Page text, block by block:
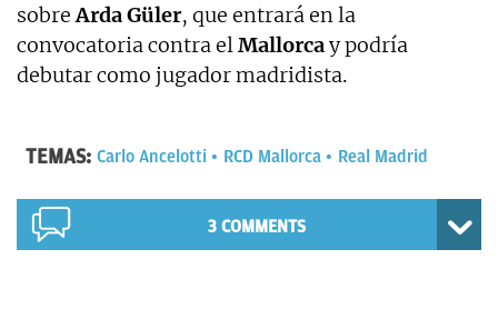
sobreArda Güler, que entrará en la
convocatoria contra elMallorcay podría
debutar como jugador madridista.
TEMAS: Carlo Ancelotti RCD Mallorca Real Madrid
3 COMMENTS